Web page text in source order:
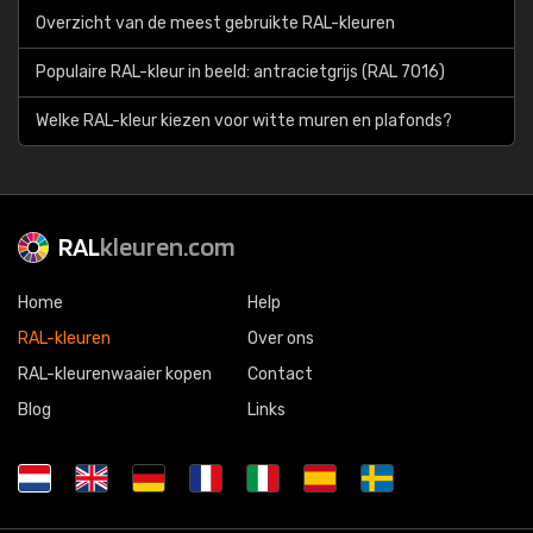
Overzicht van de meest gebruikte RAL-kleuren
Populaire RAL-kleur in beeld: antracietgrijs (RAL 7016)
Welke RAL-kleur kiezen voor witte muren en plafonds?
RALkleuren.com
Home
RAL-kleuren
RAL-kleurenwaaier kopen
Blog
Help
Over ons
Contact
Links